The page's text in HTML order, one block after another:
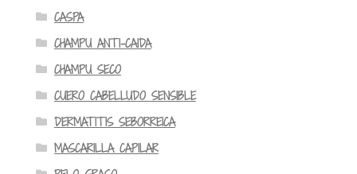
CASPA
CHAMPU ANTI-CAIDA
CHAMPU SECO
CUERO CABELLUDO SENSIBLE
DERMATITIS SEBORREICA
MASCARILLA CAPILAR